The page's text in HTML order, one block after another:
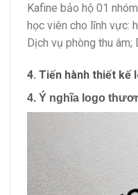
Kafine bảo hộ 01
học viên cho lĩnh vực:
Dịch vụ phòng thu âm;
4. Tiến hành thiết kế
4. Ý nghĩa logo